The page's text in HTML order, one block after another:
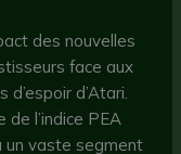
des nouvelles
face aux
d’Atari.
de l’indice PEA
un vaste segment